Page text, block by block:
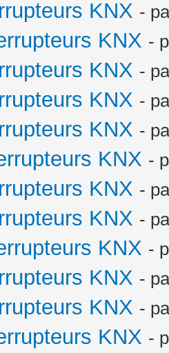
KNX -
KNX -
KNX -
KNX -
KNX -
KNX -
KNX -
KNX -
KNX -
KNX -
KNX -
KNX -